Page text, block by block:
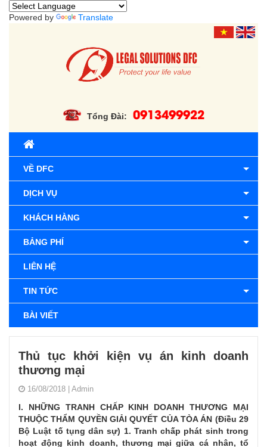
Powered by Translate
Tổng Đài: 0913499922
VỀ DFC
DỊCH VỤ
KHÁCH HÀNG
BẢNG PHÍ
LIÊN HỆ
TIN TỨC
BÀI VIẾT
Thủ tục khởi kiện vụ án kinh doanh
thương mại
16/08/2018 Admin
I. NHỮNG TRANH CHẤP KINH DOANH THƯƠNG MẠI
THUỘC THẨM QUYỀN GIẢI QUYẾT CỦA TÒA ÁN (Điều 29
Bộ Luật tố tụng dân sự) 1. Tranh chấp phát sinh trong
hoạt động kinh doanh, thương mại giữa cá nhân, tổ